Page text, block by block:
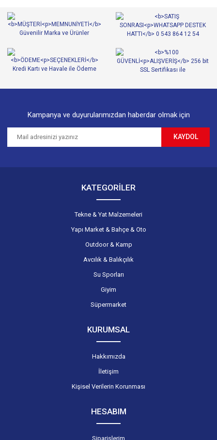
Ürün resmi kalitesiz, bozuk veya görüntülenemiyor.
Ürün açıklamasında eksik bilgiler bulunuyor.
Ürün bilgilerinde hatalar bulunuyor.
Ürün fiyatı diğer sitelerden daha pahalı.
Gönder
Kampanya ve duyurularımızdan haberdar olmak için
KAYDOL
KATEGORİLER
Tekne & Yat Malzemeleri
Yapı Market & Bahçe & Oto
Outdoor & Kamp
Avcılık & Balıkçılık
Su Sporları
Giyim
Süpermarket
KURUMSAL
Hakkımızda
İletişim
Kişisel Verilerin Korunması
HESABIM
Siparişlerim